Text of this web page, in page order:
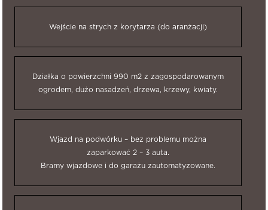
Wejście na strych z korytarza (do aranżacji)
Działka o powierzchni 990 m2 z zagospodarowanym
ogrodem, dużo nasadzeń, drzewa, krzewy, kwiaty.
Wjazd na podwórku – bez problemu można
zaparkować 2 – 3 auta.
Bramy wjazdowe i do garażu zautomatyzowane.